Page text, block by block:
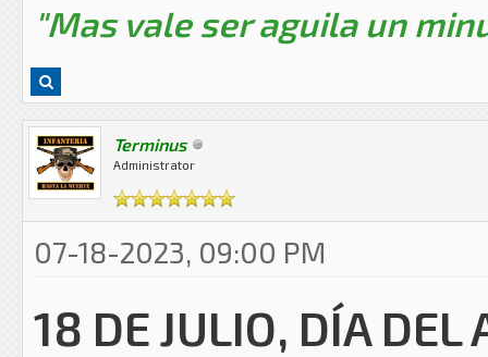
"Mas vale ser aguila un
Terminus
Administrator
07-18-2023, 09:00 PM
18 DE JULIO, DÍA